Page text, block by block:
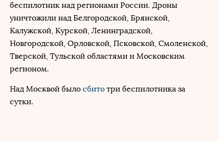
беспилотник над регионами России. Дроны
уничтожили над Белгородской, Брянской,
Калужской, Курской, Ленинградской,
Новгородской, Орловской, Псковской, Смоленской,
Тверской, Тульской областями и Московским
регионом.
Над Москвой было сбито три беспилотника за
сутки.